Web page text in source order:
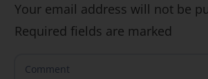
SÍ, QUIERO
Your email address will not be
Required fields are marked